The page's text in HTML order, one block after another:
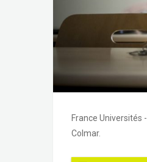
France Universités
Colmar.